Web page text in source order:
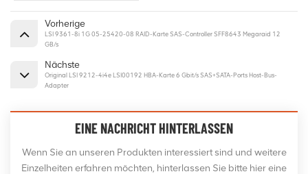
Vorherige
LSI 9361-8i 1G 05-25420-08 RAID-Karte SAS-Controller SFF8643 Megaraid 12
GB/s
Nächste
Original LSI 9212-4i4e LSI00192 HBA-Karte 6 Gbit/s SAS+SATA-Ports Host-Bus-
Adapter
EINE NACHRICHT HINTERLASSEN
Wenn Sie an unseren Produkten interessiert sind und weitere
Einzelheiten erfahren möchten, hinterlassen Sie bitte hier eine